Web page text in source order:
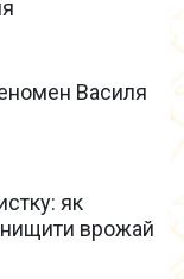
Василя
як
врожай